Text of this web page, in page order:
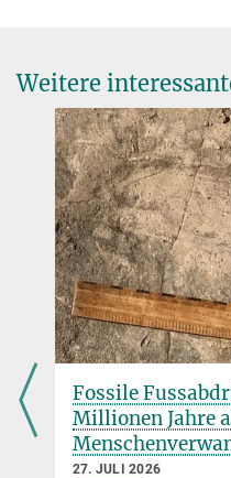
Vom Sprechen und
1. DEZEMBER 2009
Eine universelle Grammatik
aber möglicherweise
Sprache
mehr
Weitere
Fossile
Millionen Jahre
27. JULI 2026